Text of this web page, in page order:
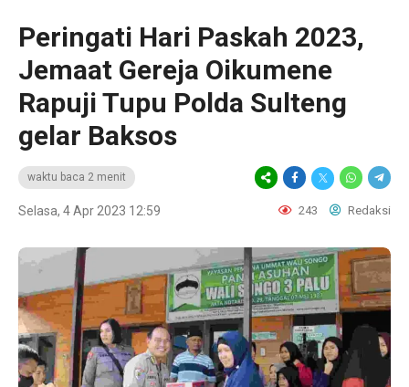
Peringati Hari Paskah 2023,
Jemaat Gereja Oikumene
Rapuji Tupu Polda Sulteng
gelar Baksos
waktu baca 2 menit
Selasa, 4 Apr 2023 12:59 243 Redaksi